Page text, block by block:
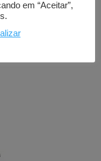
JUNIOR
em “Aceitar”,